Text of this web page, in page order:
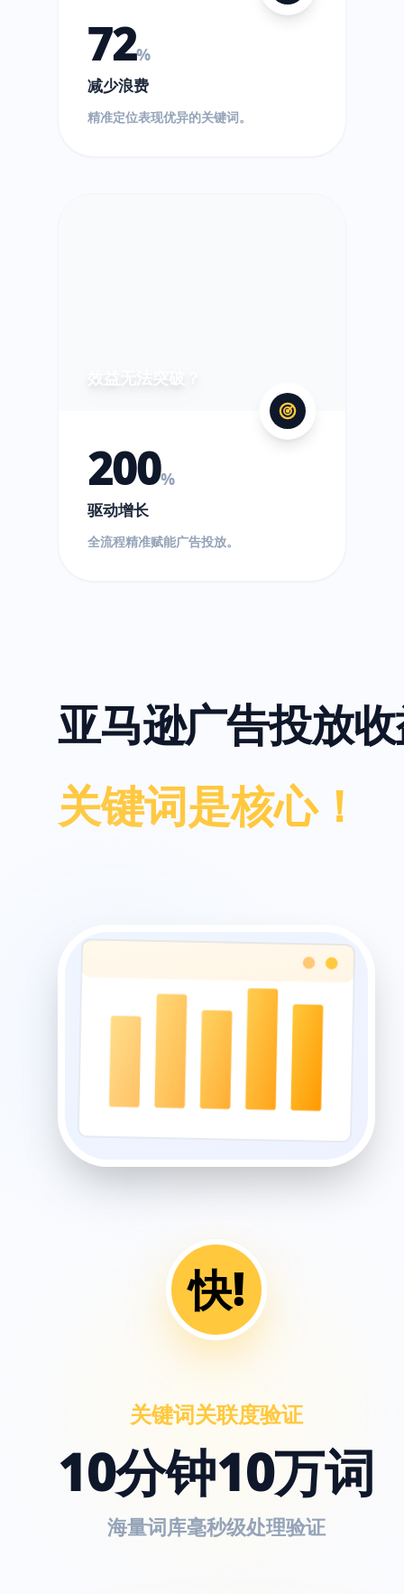
72%
减少浪费
精准定位表现优异的关键词。
效益无法突破？
200%
驱动增长
全流程精准赋能广告投放。
亚马逊广告投放
关键词是核心！
快!
关键词关联度验证
10分钟10万词
海量词库毫秒级处理验证